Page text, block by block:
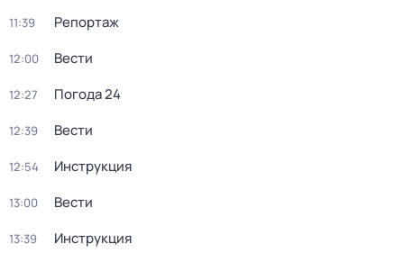
11:39 Репортаж
12:00 Вести
12:27 Погода 24
12:39 Вести
12:54 Инструкция
13:00 Вести
13:39 Инструкция